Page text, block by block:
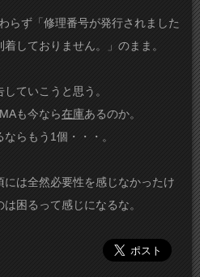
らず「修理番号が発行されました
しておりません。」のまま。
ていこうと思う。
も今なら在庫あるのか。
らもう1個・・・。
は全然必要性を感じなかったけ
困るって感じになるな。